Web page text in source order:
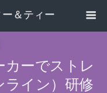
＆ティー
ーでストレ
ライン）研修